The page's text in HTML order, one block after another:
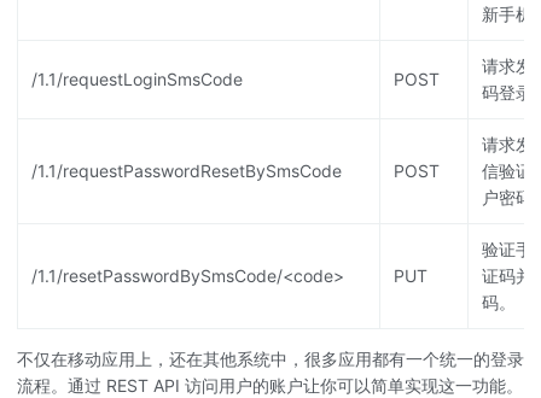
新手机
/1.1/requestLoginSmsCode POST
请求发
码登录
/1.1/requestPasswordResetBySmsCode POST
请求发
信验证
户密码
/1.1/resetPasswordBySmsCode/<code> PUT
验证手
证码并
码。
不仅在移动应用上，还在其他系统中，很多应用都有一个统一的登录
流程。通过 REST API 访问用户的账户让你可以简单实现这一功能。